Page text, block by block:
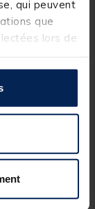
qui peuvent
que
lors de
Doux Mosella
out of 5
(4)